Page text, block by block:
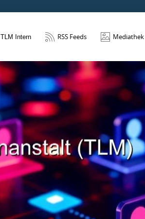
TLM Intern RSS Feeds Mediathek